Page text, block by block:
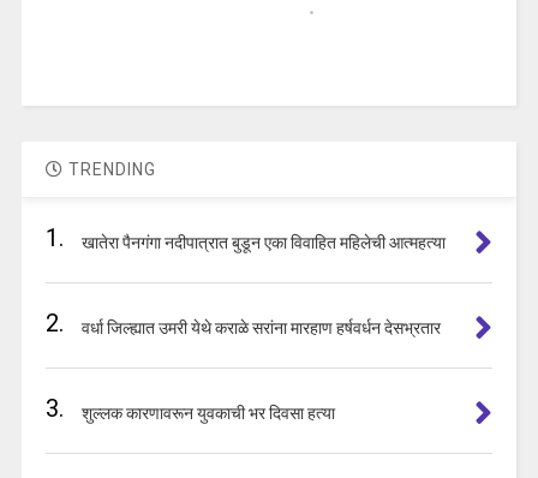
TRENDING
1. खातेरा पैनगंगा नदीपात्रात बुडून एका विवाहित महिलेची आत्महत्या
2. वर्धा जिल्ह्यात उमरी येथे कराळे सरांना मारहाण हर्षवर्धन देसभ्रतार
3. शुल्लक कारणावरून युवकाची भर दिवसा हत्या